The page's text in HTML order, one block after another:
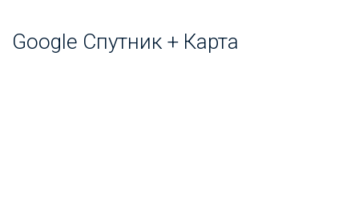
Google Спутник + Карта